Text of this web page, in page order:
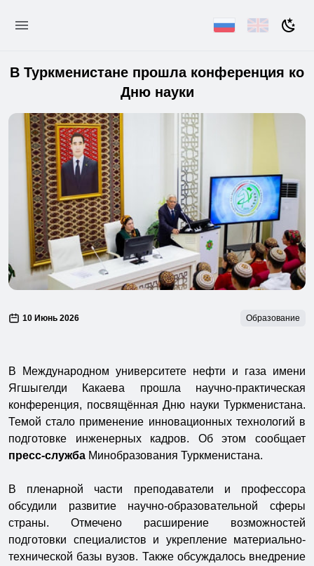
В Туркменистане прошла конференция ко
Дню науки
10 Июнь 2026 Образование
В Международном университете нефти и газа имени
Ягшыгелди Какаева прошла научно-практическая
конференция, посвящённая Дню науки Туркменистана.
Темой стало применение инновационных технологий в
подготовке инженерных кадров. Об этом сообщает
пресс-служба Минобразования Туркменистана.
В пленарной части преподаватели и профессора
обсудили развитие научно-образовательной сферы
страны. Отмечено расширение возможностей
подготовки специалистов и укрепление материально-
технической базы вузов. Также обсуждалось внедрение